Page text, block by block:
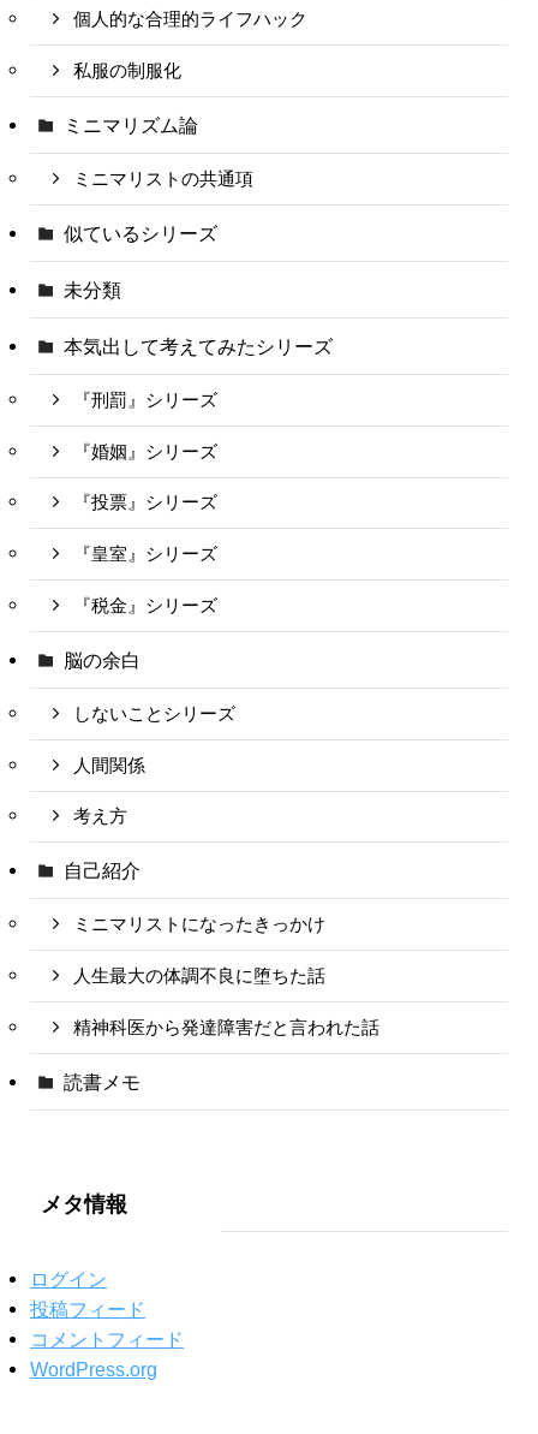
個人的な合理的ライフハック
私服の制服化
ミニマリズム論
ミニマリストの共通項
似ているシリーズ
未分類
本気出して考えてみたシリーズ
『刑罰』シリーズ
『婚姻』シリーズ
『投票』シリーズ
『皇室』シリーズ
『税金』シリーズ
脳の余白
しないことシリーズ
人間関係
考え方
自己紹介
ミニマリストになったきっかけ
人生最大の体調不良に堕ちた話
精神科医から発達障害だと言われた話
読書メモ
メタ情報
ログイン
投稿フィード
コメントフィード
WordPress.org